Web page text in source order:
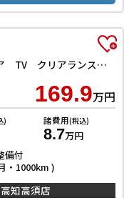
RS バックカメラ 両側電動スライドドア TV クリアランスソナー オートクルーズコントロール 衝突被害軽減システム オートライト LEDヘッドランプ スマートキー アイドリングストップ 電動格納ミラー
169.9万円
) 諸費用(税込)
8.7万円
備付
・1000km )
高知高須店